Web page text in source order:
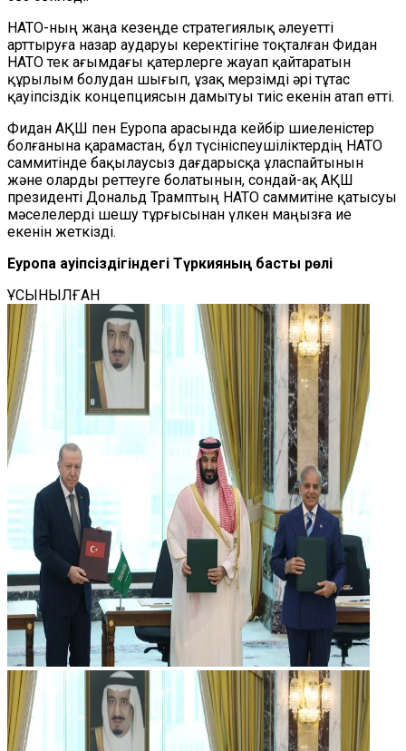
НАТО-ның жаңа кезеңде стратегиялық әлеуетті
арттыруға назар аударуы керектігіне тоқталған Фидан
НАТО тек ағымдағы қатерлерге жауап қайтаратын
құрылым болудан шығып, ұзақ мерзімді әрі тұтас
қауіпсіздік концепциясын дамытуы тиіс екенін атап өтті.
Фидан АҚШ пен Еуропа арасында кейбір шиеленістер
болғанына қарамастан, бұл түсініспеушіліктердің НАТО
саммитінде бақылаусыз дағдарысқа ұласпайтынын
және оларды реттеуге болатынын, сондай-ақ АҚШ
президенті Дональд Трамптың НАТО саммитіне қатысуы
мәселелерді шешу тұрғысынан үлкен маңызға ие
екенін жеткізді.
Еуропа қауіпсіздігіндегі Түркияның басты рөлі
ҰСЫНЫЛҒАН